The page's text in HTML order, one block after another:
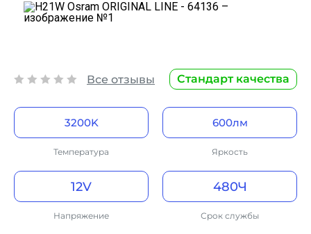
Все отзывы Стандарт качества
3200K
Стандартный желтоватый
Температура
600лм
Стандартное освещение
Яркость
12V
Легковой транспорт
Напряжение
480Ч
Стандартный срок службы
Срок службы